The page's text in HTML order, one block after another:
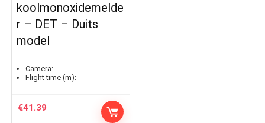
koolmonoxidemelde
r – DET – Duits
model
Camera: -
Flight time (m): -
€41.39